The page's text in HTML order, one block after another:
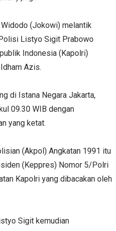
(Jokowi) melantik
Listyo Sigit Prabowo
Indonesia (Kapolri)
Azis.
di Istana Negara Jakarta,
09.30 WIB dengan
yang ketat.
(Akpol) Angkatan 1991 itu
(Keppres) Nomor 5/Polri
Kapolri yang dibacakan oleh
Sigit kemudian